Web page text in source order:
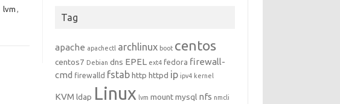
lvm ,
Tag
apache apachectl archlinux boot centos
centos7 Debian dns EPEL ext4 fedora firewall-
cmd firewalld fstab http httpd ip ipv4 kernel
KVM ldap Linux lvm mount mysql nfs nmcli